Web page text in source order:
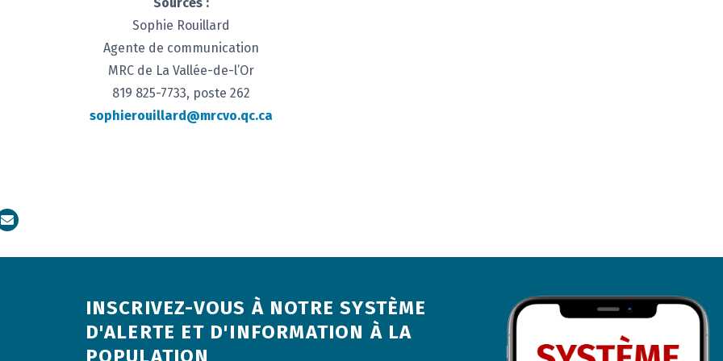
Sophie Rouillard
Agente de communication
MRC de La Vallée-de-l’Or
819 825-7733, poste 262
sophierouillard@mrcvo.qc.ca
INSCRIVEZ-VOUS À NOTRE SYSTÈME
D'ALERTE ET D'INFORMATION À LA
POPULATION